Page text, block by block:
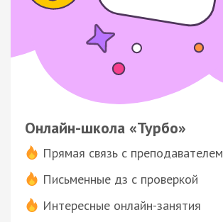
Онлайн-школа «Турбо»
Прямая связь с преподавателем
Письменные дз с проверкой
Интересные онлайн-занятия